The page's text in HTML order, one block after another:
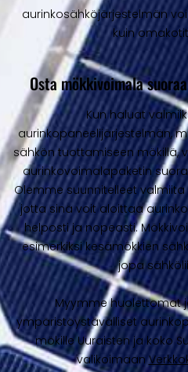
aurinkosähköjärjestelmän
kuin
Osta mökkivoimala
Kun haluat
aurinkopaneelijärjestelmän,
sähkön tuottamiseen mökillä,
aurinkovoimalapaketin
Olemme suunnitelleet
jotta sinä voit aloittaa
helposti ja nopeasti.
esimerkiksi kesämökkien
jopa
Myymme huolettomat
ympäristöystävälliset
mökille Uuraisten ja koko
valikoimaan